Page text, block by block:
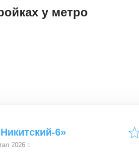
у метро
6»
2026 г.